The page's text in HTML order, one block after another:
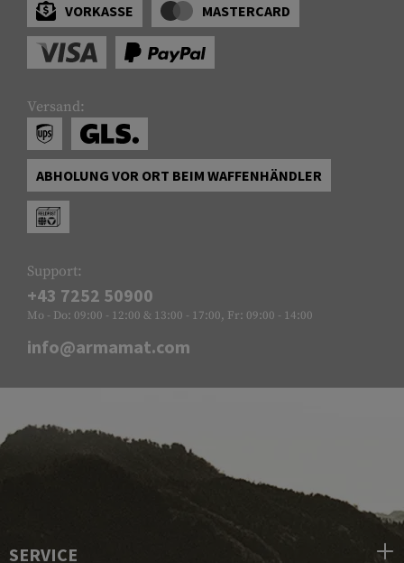
VORKASSE
MASTERCARD
Versand:
ABHOLUNG VOR ORT BEIM WAFFENHÄNDLER
Support:
+43 7252 50900
Mo - Do: 09:00 - 12:00 & 13:00 - 17:00, Fr: 09:00 - 14:00
info@armamat.com
SERVICE